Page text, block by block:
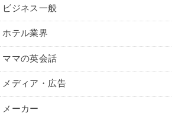
ビジネス一般
ホテル業界
ママの英会話
メディア・広告
メーカー